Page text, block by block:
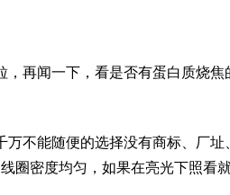
闻一下，看是否有蛋白质烧焦
能随便的选择没有商标、厂址
圈密度均匀，如果在亮光下照看就